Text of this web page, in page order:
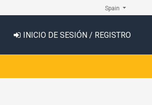
Spain
INICIO DE SESIÓN / REGISTRO